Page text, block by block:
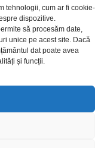
tehnologii, cum ar fi cookie-
dispozitive.
să procesăm date,
unice pe acest site. Dacă
dat poate avea
și funcții.